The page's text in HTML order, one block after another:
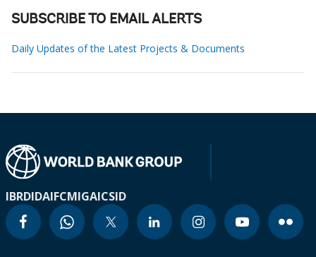
SUBSCRIBE TO EMAIL ALERTS
Daily Updates of the Latest Projects & Documents
IBRDIDAIFCMIGAICSID